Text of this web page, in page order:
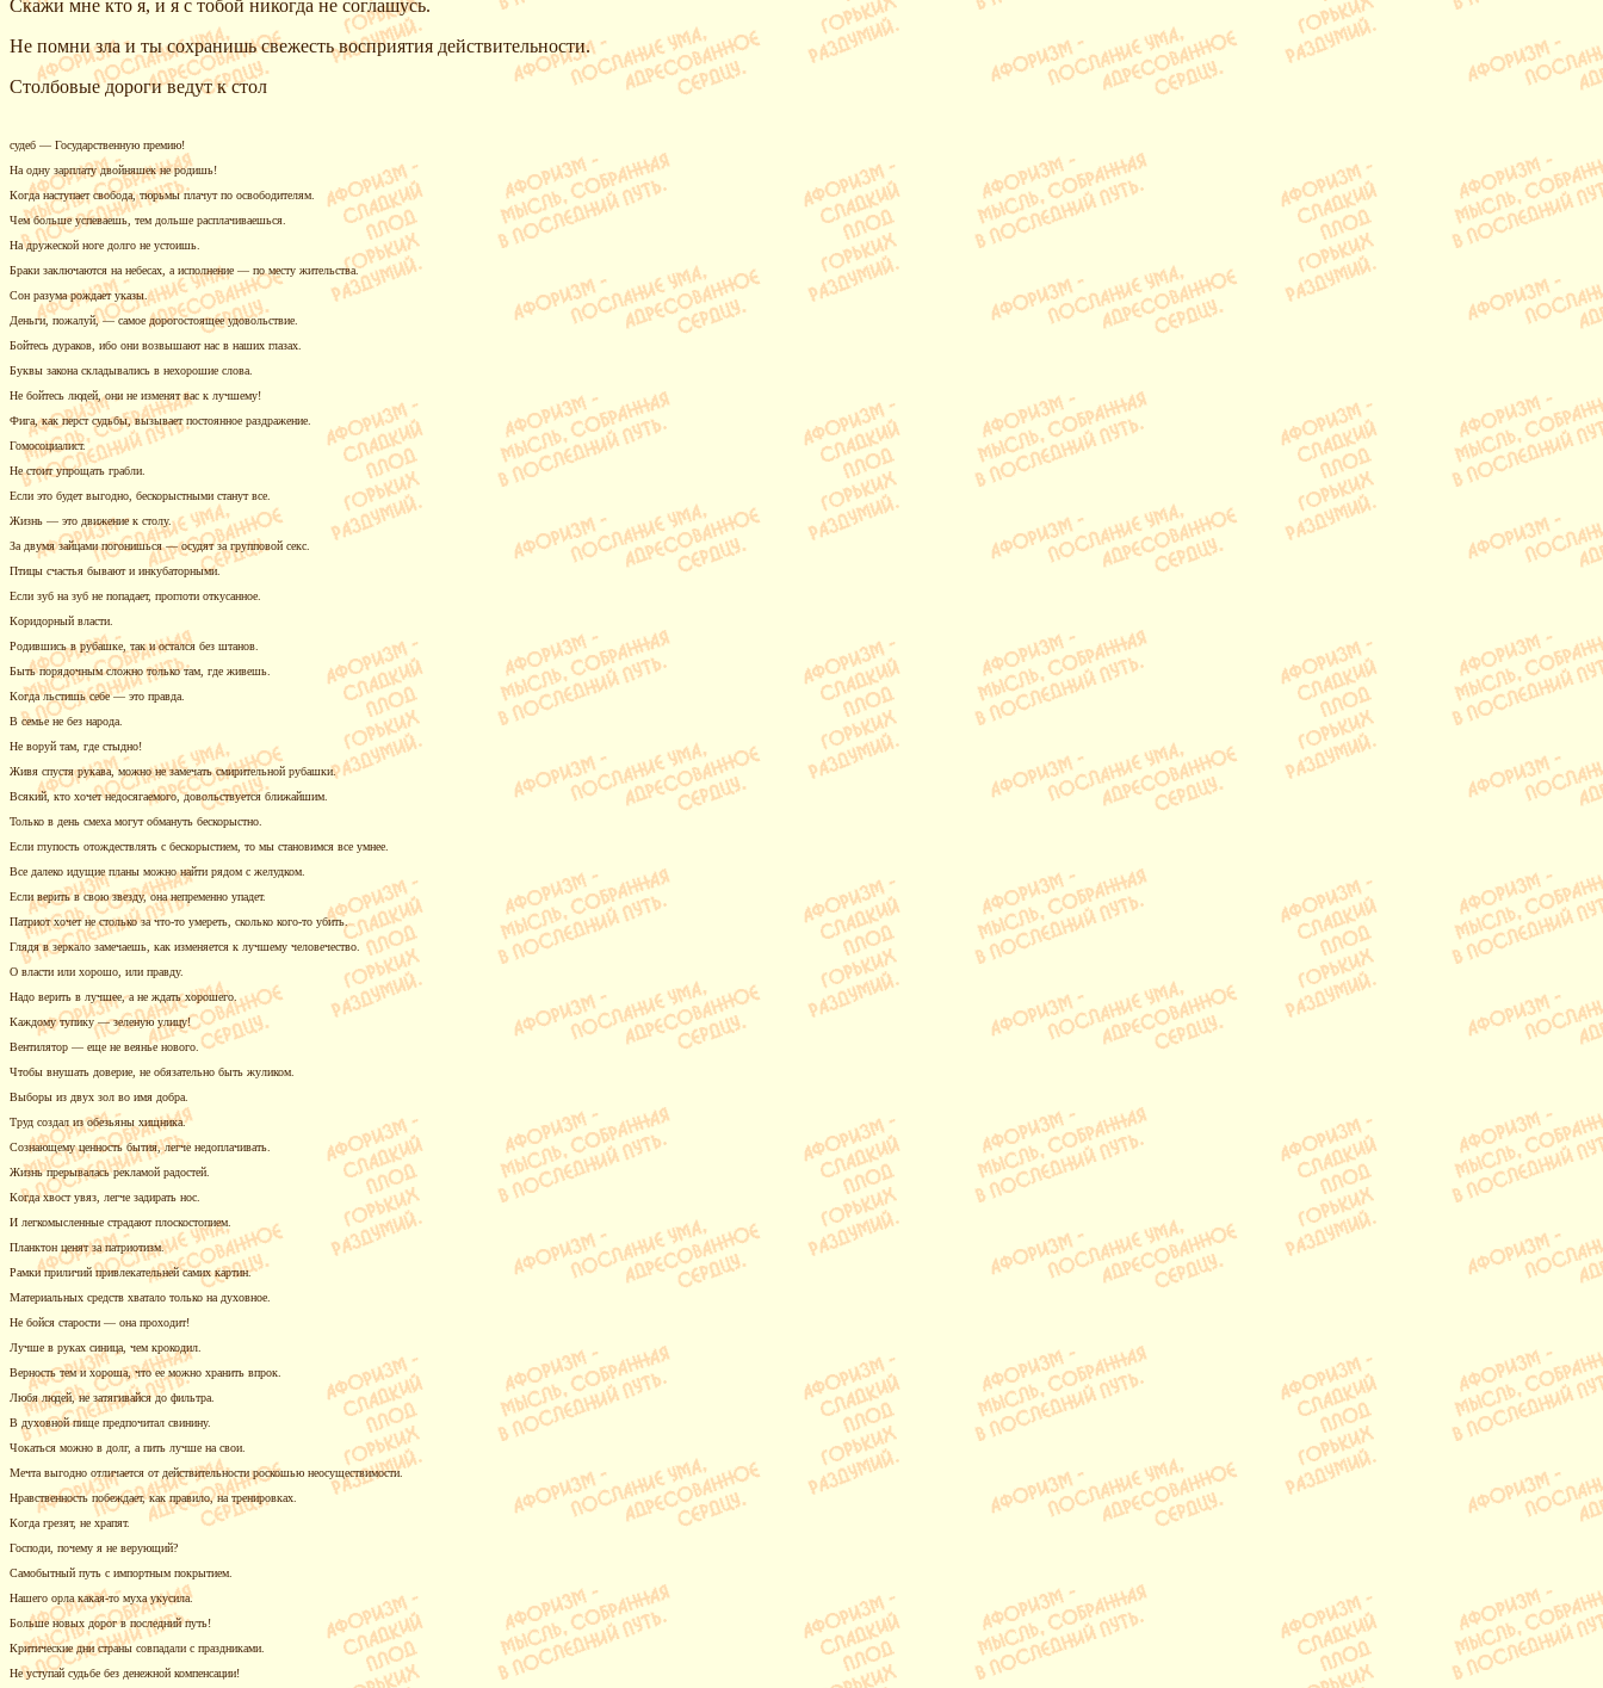
Скажи мне кто я, и я с тобой никогда не соглашусь.
Не помни зла и ты сохранишь свежесть восприятия действительности.
Столбовые дороги ведут к стол
судеб — Государственную премию!
На одну зарплату двойняшек не родишь!
Когда наступает свобода, тюрьмы плачут по освободителям.
Чем больше успеваешь, тем дольше расплачиваешься.
На дружеской ноге долго не устоишь.
Браки заключаются на небесах, а исполнение — по месту жительства.
Сон разума рождает указы.
Деньги, пожалуй, — самое дорогостоящее удовольствие.
Бойтесь дураков, ибо они возвышают нас в наших глазах.
Буквы закона складывались в нехорошие слова.
Не бойтесь людей, они не изменят вас к лучшему!
Фига, как перст судьбы, вызывает постоянное раздражение.
Гомосоциалист.
Не стоит упрощать грабли.
Если это будет выгодно, бескорыстными станут все.
Жизнь — это движение к столу.
За двумя зайцами погонишься — осудят за групповой секс.
Птицы счастья бывают и инкубаторными.
Если зуб на зуб не попадает, проглоти откусанное.
Коридорный власти.
Родившись в рубашке, так и остался без штанов.
Быть порядочным сложно только там, где живешь.
Когда льстишь себе — это правда.
В семье не без народа.
Не воруй там, где стыдно!
Живя спустя рукава, можно не замечать смирительной рубашки.
Всякий, кто хочет недосягаемого, довольствуется ближайшим.
Только в день смеха могут обмануть бескорыстно.
Если глупость отождествлять с бескорыстием, то мы становимся все умнее.
Все далеко идущие планы можно найти рядом с желудком.
Если верить в свою звезду, она непременно упадет.
Патриот хочет не столько зачто-то умереть, сколько кого-то убить.
Глядя в зеркало замечаешь, как изменяется к лучшему человечество.
О власти или хорошо, или правду.
Надо верить в лучшее, а не ждать хорошего.
Каждому тупику — зеленую улицу!
Вентилятор — еще не веянье нового.
Чтобы внушать доверие, не обязательно быть жуликом.
Выборы из двух зол во имя добра.
Труд создал из обезьяны хищника.
Сознающему ценность бытия, легче недоплачивать.
Жизнь прерывалась рекламой радостей.
Когда хвост увяз, легче задирать нос.
И легкомысленные страдают плоскостопием.
Планктон ценят за патриотизм.
Рамки приличий привлекательней самих картин.
Материальных средств хватало только на духовное.
Не бойся старости — она проходит!
Лучше в руках синица, чем крокодил.
Верность тем и хороша, что ее можно хранить впрок.
Любя людей, не затягивайся до фильтра.
В духовной пище предпочитал свинину.
Чокаться можно в долг, а пить лучше на свои.
Мечта выгодно отличается от действительности роскошью неосуществимости.
Нравственность побеждает, как правило, на тренировках.
Когда грезят, не храпят.
Господи, почему я не верующий?
Самобытный путь с импортным покрытием.
Нашего орлакакая-то муха укусила.
Больше новых дорог в последний путь!
Критические дни страны совпадали с праздниками.
Не уступай судьбе без денежной компенсации!